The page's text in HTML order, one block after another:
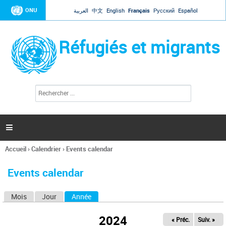
Jump to navigation
ONU العربية 中文 English Français Русский Español
Réfugiés et migrants
l
c
h
e

Vous
ici
Accueil›Calendrier› Events calendar
Events calendar
Mois Jour Année
2024 « Préc. Suiv. »